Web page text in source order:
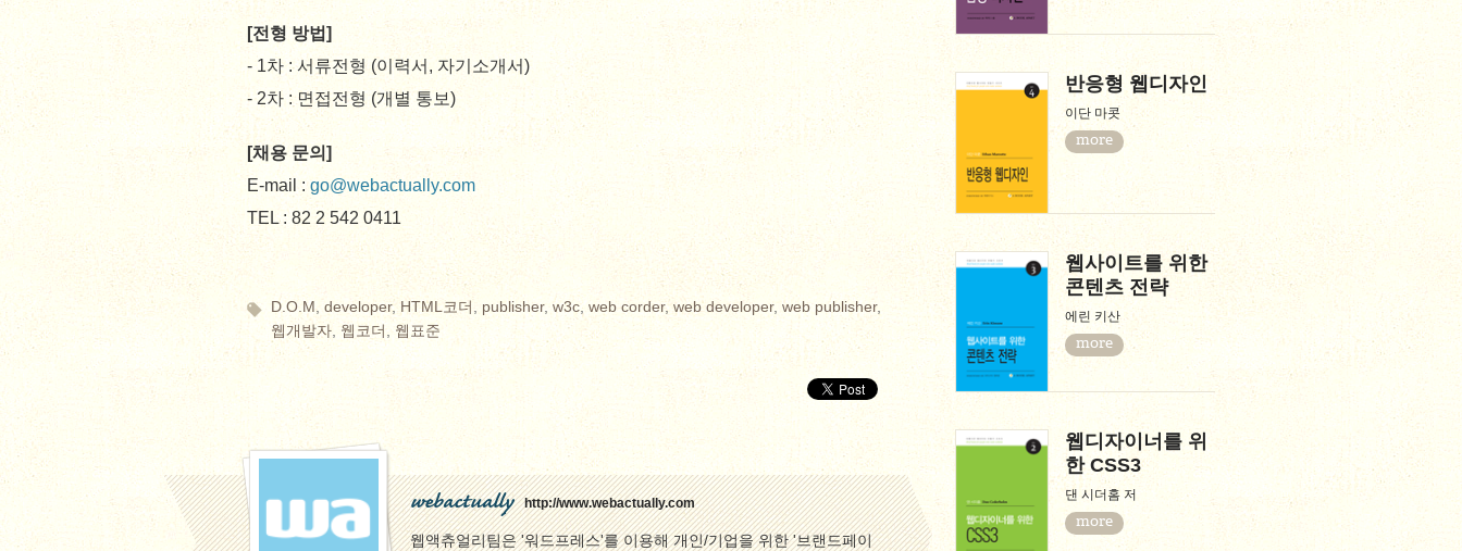
[전형 방법]
- 1차 : 서류전형 (이력서, 자기소개서)
- 2차 : 면접전형 (개별 통보)
[채용 문의]
E-mail : go@webactually.com
TEL : 82 2 542 0411
D.O.M, developer, HTML코더, publisher, w3c,web corder, web developer, web publisher,
웹개발자, 웹코더, 웹표준
webactually http://www.webactually.com
웹액츄얼리팀은 '워드프레스'를 이용해 개인/기업을 위한 '브랜드페이
반응형 웹디자인
이단 마콧
more
웹사이트를 위한
콘텐츠 전략
에린 키산
more
웹디자이너를 위
한 CSS3
댄 시더홈 저
more